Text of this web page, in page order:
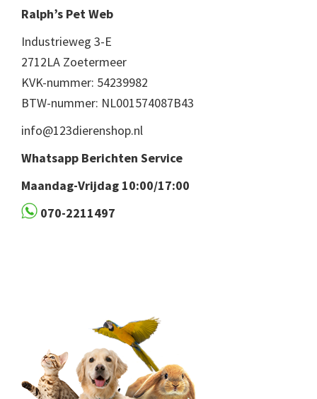
Ralph’s Pet Web
Industrieweg 3-E
2712LA Zoetermeer
KVK-nummer: 54239982
BTW-nummer: NL001574087B43
info@123dierenshop.nl
Whatsapp Berichten Service
Maandag-Vrijdag 10:00/17:00
070-2211497